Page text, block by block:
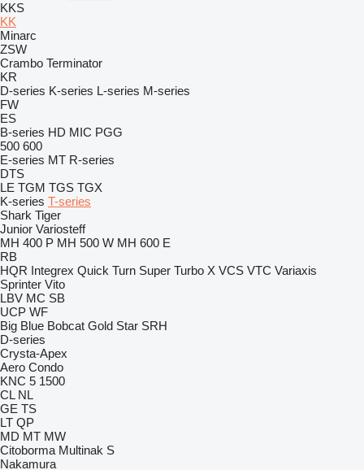
KKS
KK
Minarc
ZSW
Crambo Terminator
KR
D-series K-series L-series M-series
FW
ES
B-series HD MIC PGG
500 600
E-series MT R-series
DTS
LE TGM TGS TGX
K-series T-series
Shark Tiger
Junior Variosteff
MH 400 P MH 500 W MH 600 E
RB
HQR Integrex Quick Turn Super Turbo X VCS VTC Variaxis
Sprinter Vito
LBV MC SB
UCP WF
Big Blue Bobcat Gold Star SRH
D-series
Crysta-Apex
Aero Condo
KNC 5 1500
CL NL
GE TS
LT QP
MD MT MW
Citoborma Multinak S
Nakamura